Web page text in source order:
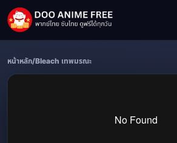
หน้าหลัก/Bleach เทพมรณะ